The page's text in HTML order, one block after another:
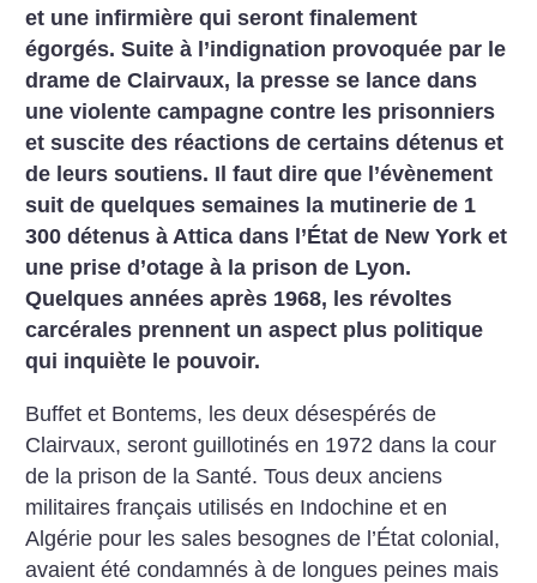
et une infirmière qui seront finalement
égorgés. Suite à l’indignation provoquée par le
drame de Clairvaux, la presse se lance dans
une violente campagne contre les prisonniers
et suscite des réactions de certains détenus et
de leurs soutiens. Il faut dire que l’évènement
suit de quelques semaines la mutinerie de 1
300 détenus à Attica dans l’État de New York et
une prise d’otage à la prison de Lyon.
Quelques années après 1968, les révoltes
carcérales prennent un aspect plus politique
qui inquiète le pouvoir.
Buffet et Bontems, les deux désespérés de
Clairvaux, seront guillotinés en 1972 dans la cour
de la prison de la Santé. Tous deux anciens
militaires français utilisés en Indochine et en
Algérie pour les sales besognes de l’État colonial,
avaient été condamnés à de longues peines mais